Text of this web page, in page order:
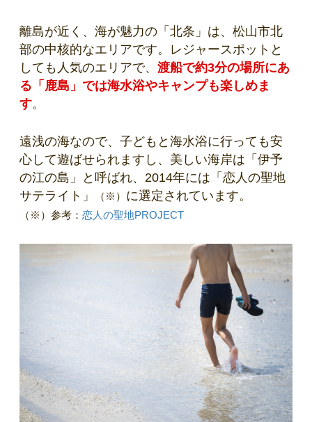
離島が近く、海が魅力の「北条」は、松山市北
部の中核的なエリアです。レジャースポットと
しても人気のエリアで、 渡船で約3分の場所にあ
る「鹿島」では海水浴やキャンプも楽しめま
す。
遠浅の海なので、子どもと海水浴に行っても安
心して遊ばせられますし、美しい海岸は「伊予
の江の島」と呼ばれ、2014年には「恋人の聖地
サテライト」
（※） に選定されています。
（※）参考： 恋人の聖地PROJECT